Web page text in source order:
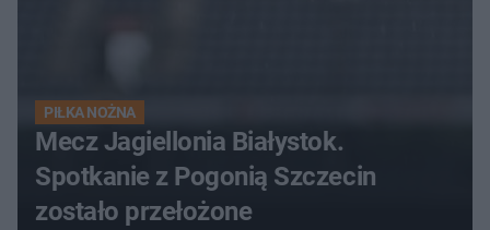
PIŁKA NOŻNA
Mecz Jagiellonia Białystok.
Spotkanie z Pogonią Szczecin
zostało przełożone